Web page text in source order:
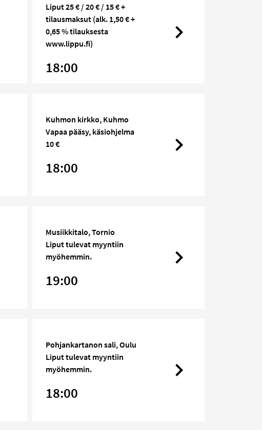
Liput 25 € / 20 € / 15 € +
tilausmaksut (alk. 1,50 € +
0,65 % tilauksesta
www.lippu.fi)
18:00
Kuhmon kirkko, Kuhmo
Vapaa pääsy, käsiohjelma
10 €
18:00
Musiikkitalo, Tornio
Liput tulevat myyntiin
myöhemmin.
19:00
Pohjankartanon sali, Oulu
Liput tulevat myyntiin
myöhemmin.
18:00